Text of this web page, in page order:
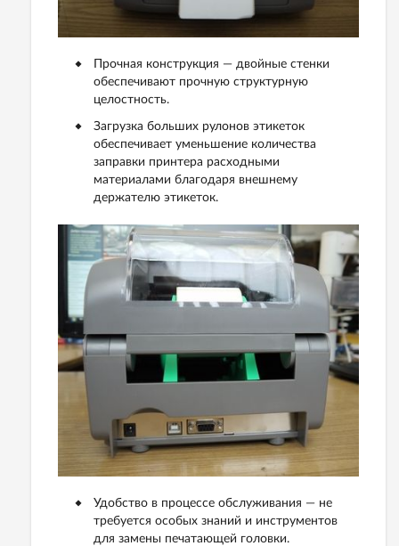
Прочная конструкция — двойные стенки
обеспечивают прочную структурную
целостность.
Загрузка больших рулонов этикеток
обеспечивает уменьшение количества
заправки принтера расходными
материалами благодаря внешнему
держателю этикеток.
Удобство в процессе обслуживания — не
требуется особых знаний и инструментов
для замены печатающей головки.